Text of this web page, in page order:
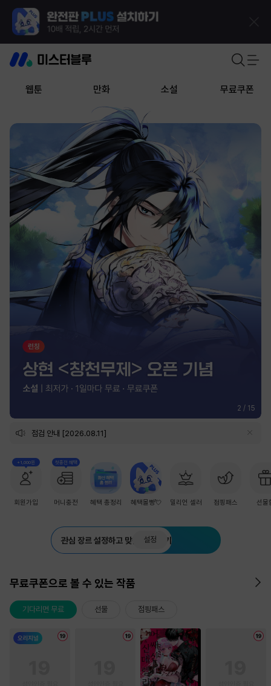
웹툰 만화 소설 무료쿠폰
2 / 15
점검 안내 [2026.08.11]
+1,000원
회원가입
첫충전 혜택
머니충전 혜택 총정리 혜택몰빵💘 밀리언 셀러 점핑패스 선물
관심 장르 설정하고 맞춤 추천 받기
설정
무료쿠폰으로 볼 수 있는 작품
기다리면 무료 선물 점핑패스